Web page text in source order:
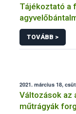
Tájékoztató a
TOVÁBB >
2021. március 18,
Változások az
műtrágyák